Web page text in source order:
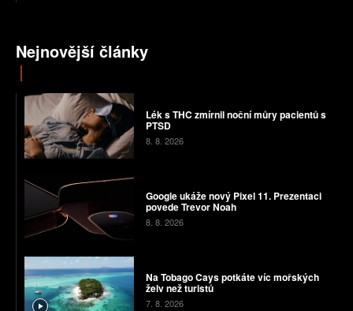
Nejnovější články
Lék s THC zmírnil noční můry pacientů s
PTSD
8. 8. 2026
Google ukáže nový Pixel 11. Prezentaci
povede Trevor Noah
8. 8. 2026
Na Tobago Cays potkáte víc mořských
želv než turistů
7. 8. 2026